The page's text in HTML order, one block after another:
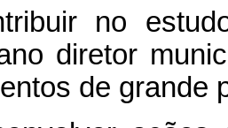
no
diretor
de grande